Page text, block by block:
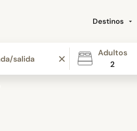
Destinos
Adultos
2